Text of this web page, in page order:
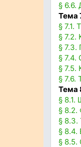
§ 6.6.
Тема
§ 7.1.
§ 7.2.
§ 7.3.
§ 7.4.
§ 7.5.
§ 7.6.
Тема
§ 8.1.
§ 8.2.
§ 8.3.
§ 8.4.
§ 8.5.